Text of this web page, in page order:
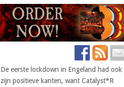
De eerste lockdown in Engeland had ook
zijn positieve kanten, want Catalyst*R